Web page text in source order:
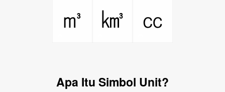
㎥
㎦ ㏄
Apa Itu Simbol Unit?